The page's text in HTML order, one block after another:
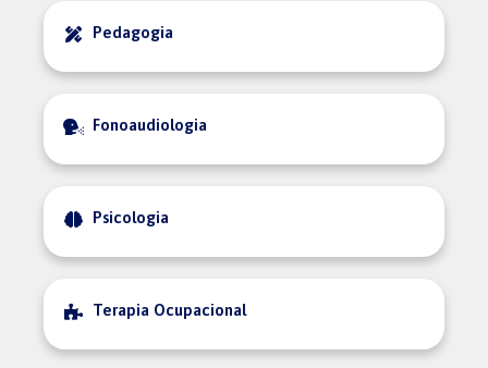
Pedagogia
Fonoaudiologia
Psicologia
Terapia Ocupacional